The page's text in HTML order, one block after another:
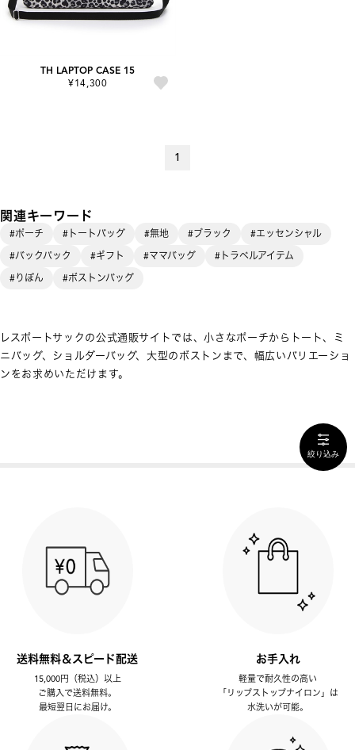
TH LAPTOP CASE 15
¥14,300
1
関連キーワード
#ポーチ #トートバッグ #無地 #ブラック
#エッセンシャル
#バックパック
#ギフト #ママバッグ
#トラベルアイテム
#りぼん
#ボストンバッグ
レスポートサックの公式通販サイトでは、小さなポーチからトート、ミ
ニバッグ、ショルダーバッグ、大型のボストンまで、幅広いバリエーショ
ンをお求めいただけます。
絞り込み
送料無料＆スピード配送
15,000円（税込）以上
ご購入で送料無料。
最短翌日にお届け。
お手入れ
軽量で耐久性の高い
「リップストップナイロン」は
水洗いが可能。